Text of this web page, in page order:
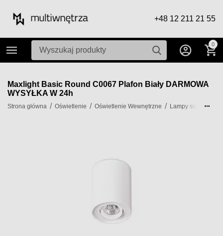
+48 12 211 21 55
0
Maxlight Basic Round C0067 Plafon Biały DARMOWA
WYSYŁKA W 24h
Strona główna / Oświetlenie / Oświetlenie Wewnętrzne / Lampy sufitowe